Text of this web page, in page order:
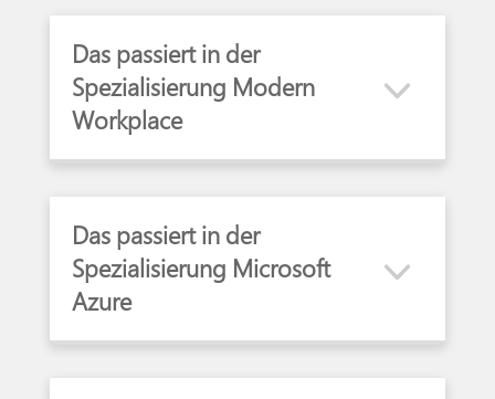
Das passiert in der
Spezialisierung Modern
Workplace
Das passiert in der
Spezialisierung Microsoft
Azure